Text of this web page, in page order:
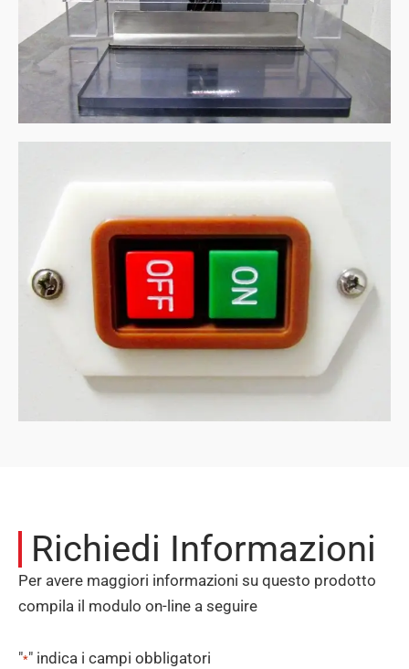
Richiedi Informazioni
Per avere maggiori informazioni su questo prodotto
compila il modulo on-line a seguire
"*" indica i campi obbligatori